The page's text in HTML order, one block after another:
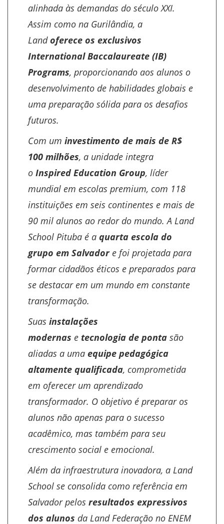
alinhada às demandas do século XXI.
Assim como na Gurilândia, a
Landoferece os exclusivos
International Baccalaureate (IB)
Programs, proporcionando aos alunos o
desenvolvimento de habilidades globais e
uma preparação sólida para os desafios
futuros.
Com um investimento de mais de R$
100 milhões, a unidade integra
o Inspired Education Group, líder
mundial em escolas premium, com 118
instituições em seis continentes e mais de
90 mil alunos ao redor do mundo. A Land
School Pituba é a quarta escola do
grupo em Salvadore foi projetada para
formar cidadãos éticos e preparados para
se destacar em um mundo em constante
transformação.
Suas instalações
modernas e tecnologia de ponta são
aliadas a uma equipe pedagógica
altamente qualificada, comprometida
em oferecer um aprendizado
transformador. O objetivo é preparar os
alunos não apenas para o sucesso
acadêmico, mas também para seu
crescimento social e emocional.
Além da infraestrutura inovadora, a Land
School se consolida como referência em
Salvador pelos resultados expressivos
dos alunos da Land Federação no ENEM